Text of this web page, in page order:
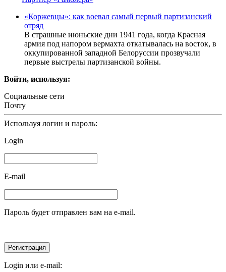
«Коржевцы»: как воевал самый первый партизанский
отряд
В страшные июньские дни 1941 года, когда Красная
армия под напором вермахта откатывалась на восток, в
оккупированной западной Белоруссии прозвучали
первые выстрелы партизанской войны.
Войти, используя:
Социальные сети
Почту
Используя логин и пароль:
Login
E-mail
Пароль будет отправлен вам на e-mail.
Login или e-mail: